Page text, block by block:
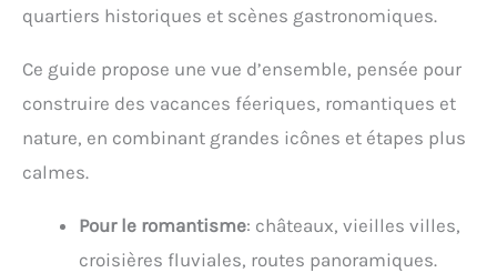
quartiers historiques et scènes gastronomiques.
Ce guide propose une vue d’ensemble, pensée pour
construire des vacances féeriques, romantiques et
nature, en combinant grandes icônes et étapes plus
calmes.
Pour le romantisme: châteaux, vieilles villes,
croisières fluviales, routes panoramiques.